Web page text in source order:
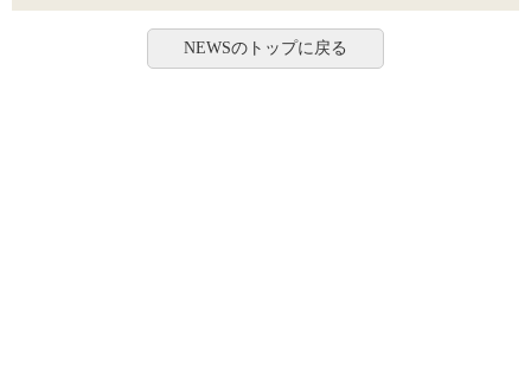
NEWSのトップに戻る